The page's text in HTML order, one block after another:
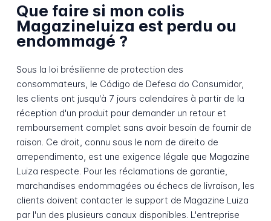
Que faire si mon colis
Magazineluiza est perdu ou
endommagé ?
Sous la loi brésilienne de protection des
consommateurs, le Código de Defesa do Consumidor,
les clients ont jusqu'à 7 jours calendaires à partir de la
réception d'un produit pour demander un retour et
remboursement complet sans avoir besoin de fournir de
raison. Ce droit, connu sous le nom de direito de
arrependimento, est une exigence légale que Magazine
Luiza respecte. Pour les réclamations de garantie,
marchandises endommagées ou échecs de livraison, les
clients doivent contacter le support de Magazine Luiza
par l'un des plusieurs canaux disponibles. L'entreprise